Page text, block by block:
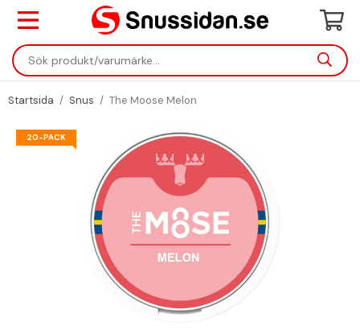
Startsida / Snus / The Moose Melon
20-PACK